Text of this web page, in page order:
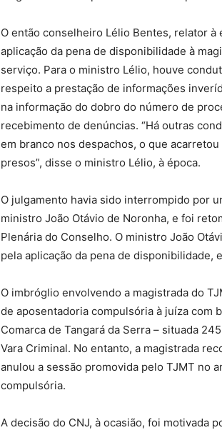
O então conselheiro Lélio Bentes, relator
aplicação da pena de disponibilidade à
serviço. Para o ministro Lélio, houve
respeito a prestação de informações
na informação do dobro do número de
recebimento de denúncias. “Há outras
em branco nos despachos, o que
presos”, disse o ministro Lélio, à época.
O julgamento havia sido interrompido por
ministro João Otávio de Noronha, e foi
Plenária do Conselho. O ministro João
pela aplicação da pena de
O imbróglio envolvendo a magistrada do
de aposentadoria compulsória à juíza com
Comarca de Tangará da Serra – situada
Vara Criminal. No entanto, a magistrada
anulou a sessão promovida pelo TJMT no
compulsória.
A decisão do CNJ, à ocasião, foi motivada